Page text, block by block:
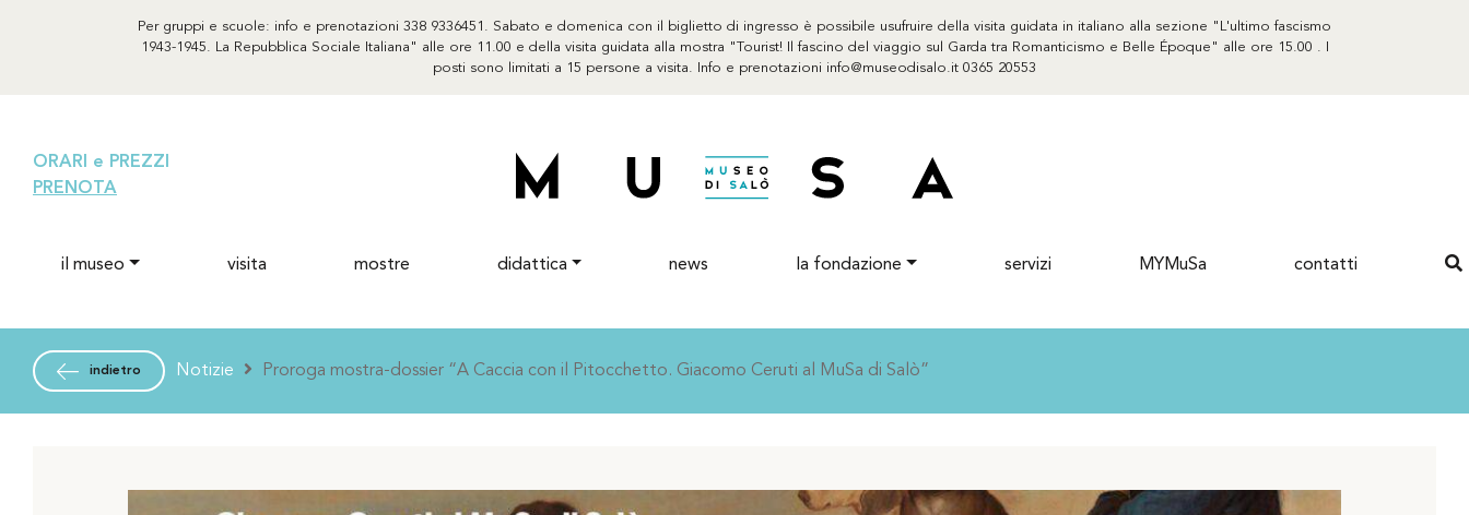
Per gruppi e scuole: info e prenotazioni 338 9336451. Sabato e domenica con il biglietto di ingresso è possibile usufruire della visita guidata in italiano alla sezione "L'ultimo fascismo
1943-1945. La Repubblica Sociale Italiana" alle ore 11.00 e della visita guidata alla mostra "Tourist! Il fascino del viaggio sul Garda tra Romanticismo e Belle Époque" alle ore 15.00 . I
posti sono limitati a 15 persone a visita. Info e prenotazioni info@museodisalo.it 0365 20553
ORARI e PREZZI
PRENOTA
il museo visita mostre didattica news la fondazione servizi MYMuSa contatti
indietro Notizie Proroga mostra-dossier “A Caccia con il Pitocchetto. Giacomo Ceruti al MuSa di Salò”